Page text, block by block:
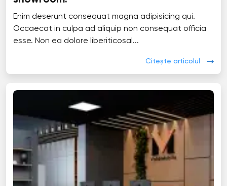
Enim deserunt consequat magna adipisicing qui.
Occaecat in culpa ad aliquip non consequat officia
esse. Non ea dolore liberiticosal...
Citește articolul